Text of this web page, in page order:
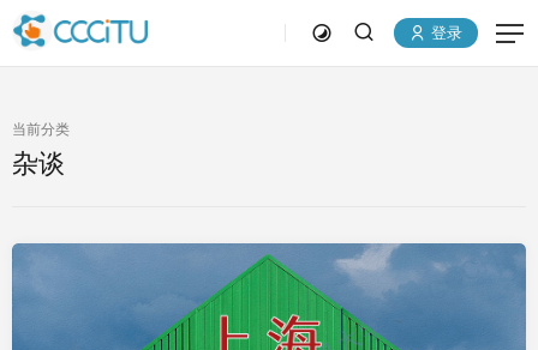
登录
当前分类
杂谈